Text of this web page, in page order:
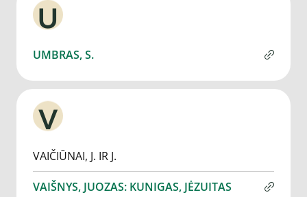
U
UMBRAS, S.
V
VAIČIŪNAI, J. IR J.
VAIŠNYS, JUOZAS: KUNIGAS, JĖZUITAS